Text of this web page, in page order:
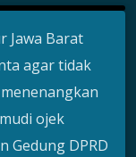
Jawa Barat
agar tidak
ojek
Gedung DPRD